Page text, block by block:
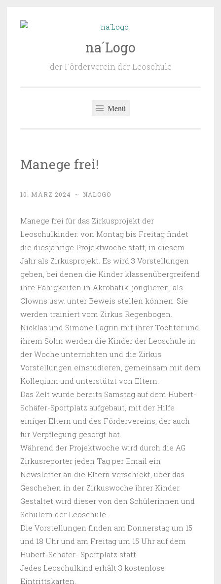
Zum
na´Logo
der Förderverein der Leoschule
Menü
Manege frei!
10. MÄRZ 2024 ~ NALOGO
Manege frei für das Zirkusprojekt der
Leoschulkinder: von Montag bis Freitag findet
die diesjährige Projektwoche statt, in diesem
Jahr als Zirkusprojekt. Es wird 3 Vorstellungen
geben, bei denen die Kinder klassenübergreifend
ihre Fähigkeiten in Akrobatik, jonglieren, als
Clowns usw. unter Beweis stellen können. Sie
werden trainiert vom Zirkus Regenbogen.
Nicklas und Simone Lagrin mit ihrer Tochter und
ihrem Sohn werden die Kinder der Leoschule in
der Woche unterrichten und die Zirkus
Vorstellungen einstudieren, gemeinsam mit dem
Kollegium und unterstützt von Eltern.
Das Zelt wurde bereits Samstag auf dem Hubert-
Schäfer-Sportplatz aufgebaut, mit der Hilfe
einiger Eltern und des Fördervereins, der auch
für Verpflegung gesorgt hat.
Während der Projektwoche wird durch die AG
Zirkusreporter jeden Tag per Email ein
Newsletter an die Eltern verschickt, über das
Geschehen in der Zirkuswoche ihrer Kinder.
Gestaltet wird dieser von den Schülerinnen und
Schülern der Leoschule.
Die Vorstellungen finden am Donnerstag um 15
und 18 Uhr und am Freitag um 15 Uhr auf dem
Hubert-Schäfer- Sportplatz statt.
Jedes Leoschulkind erhält 3 kostenlose
Eintrittskarten.